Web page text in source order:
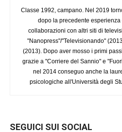
Classe 1992, campano. Nel 2019
dopo la precedente
collaborazioni con altri siti di
"Nanopress"/"Televisionando"
(2013). Dopo aver mosso i primi
grazie a "Corriere del Sannio" e
nel 2014 conseguo anche la
psicologiche all'Università degli
SEGUICI SUI SOCIAL